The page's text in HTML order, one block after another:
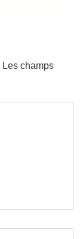
Les champs